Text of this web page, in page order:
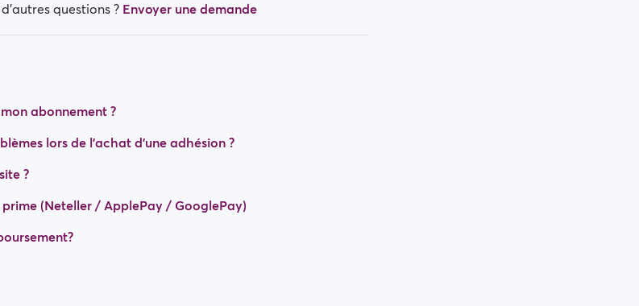
questions ? Envoyer une demande
abonnement ?
lors de l’achat d’une adhésion ?
?
(Neteller / ApplePay / GooglePay)